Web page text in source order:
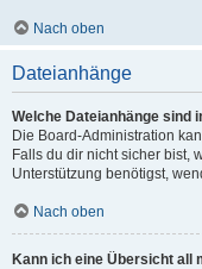
Nach oben
Dateianhänge
Welche Dateianhänge sind
Die Board-Administration
Falls du dir nicht sicher bist,
Unterstützung benötigst,
Nach oben
Kann ich eine Übersicht all